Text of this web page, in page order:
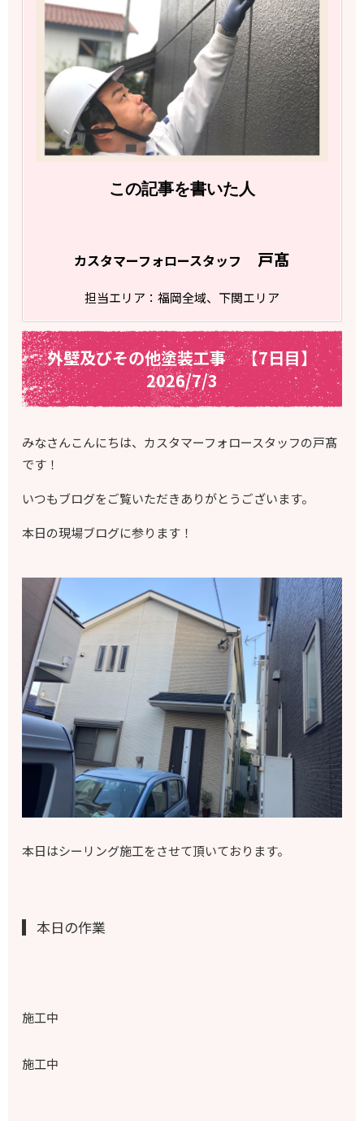
この記事を書いた人
カスタマーフォロースタッフ 戸髙
担当エリア：福岡全域、下関エリア
外壁及びその他塗装工事 【7日目】
2026/7/3
みなさんこんにちは、カスタマーフォロースタッフの戸髙
です！
いつもブログをご覧いただきありがとうございます。
本日の現場ブログに参ります！
本日はシーリング施工をさせて頂いております。
本日の作業
施工中
施工中